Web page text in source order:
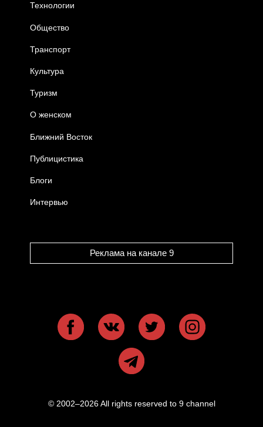
Технологии
Общество
Транспорт
Культура
Туризм
О женском
Ближний Восток
Публицистика
Блоги
Интервью
Реклама на канале 9
© 2002–2026 All rights reserved to 9 channel